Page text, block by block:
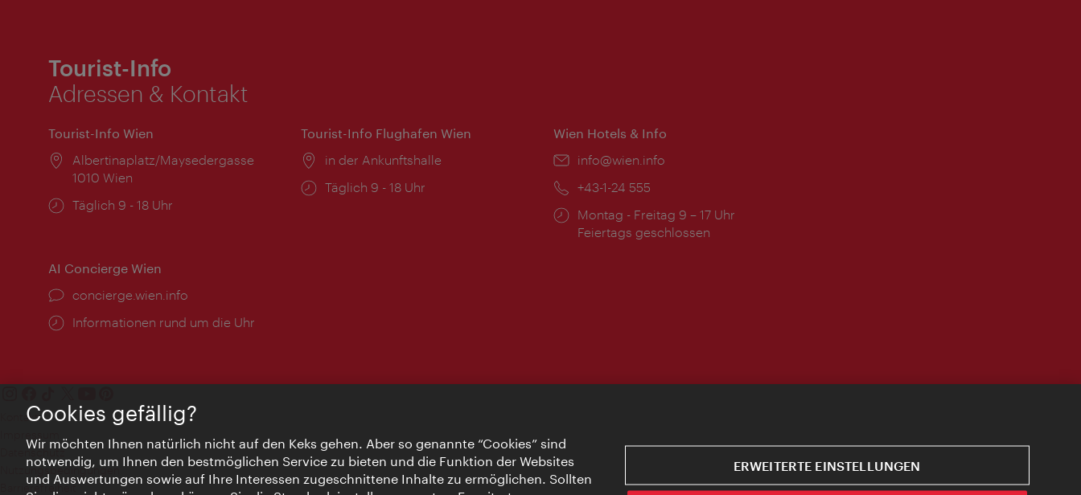
Tourist-Info
Adressen & Kontakt
Tourist-Info Wien
Ort:
Albertinaplatz/Maysedergasse
1010 Wien
Öffnungszeiten:
Täglich 9 - 18 Uhr
Tourist-Info Flughafen Wien
Ort:
in der Ankunftshalle
Öffnungszeiten:
Täglich 9 - 18 Uhr
Wien Hotels & Info
Email:
info@wien.info
Telefon:
+43-1-24 555
Öffnungszeiten:
Montag - Freitag 9 – 17 Uhr
Feiertags geschlossen
AI Concierge Wien
Ort:
concierge.wien.info
Öffnungszeiten:
Informationen rund um die Uhr
Kontakt
Datenschutz
Nutzungsbedingungen
Barrierefreiheit
Cookies gefällig?
Wir möchten Ihnen natürlich nicht auf den Keks gehen. Aber so genannte “Cookies” sind
notwendig, um Ihnen den bestmöglichen Service zu bieten und die Funktion der Websites
und Auswertungen sowie auf Ihre Interessen zugeschnittene Inhalte zu ermöglichen. Sollten
ERWEITERTE EINSTELLUNGEN